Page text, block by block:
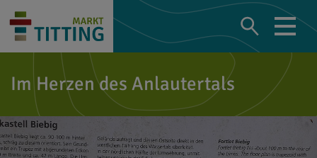
Im Herzen des Anlautertals